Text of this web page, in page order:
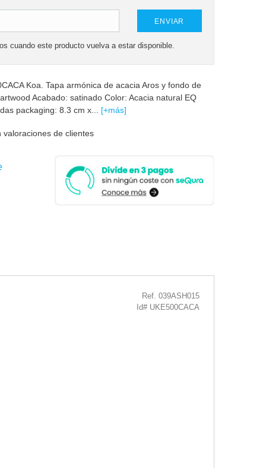
ENVIAR
cuando este producto vuelva a estar disponible.
Koa. Tapa armónica de acacia Aros y fondo de
Acabado: satinado Color: Acacia natural EQ
packaging: 8.3 cm x... [+más]
de clientes
Ref. 039ASH015
Id# UKE500CACA